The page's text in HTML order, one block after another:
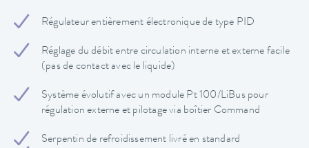
Régulateur entièrement électronique de type PID
Réglage du débit entre circulation interne et externe facile
(pas de contact avec le liquide)
Système évolutif avec un module Pt 100/LiBus pour
régulation externe et pilotage via boîtier Command
Serpentin de refroidissement livré en standard